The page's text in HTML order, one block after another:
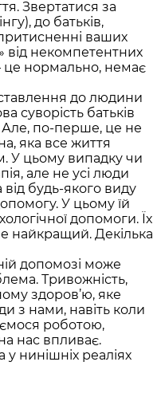
Звертатися за
до батьків,
ваших
від некомпетентних
це нормально, немає
до людини
суворість батьків
по-перше, це не
яка все життя
У цьому випадку чи
але не усі люди
будь-якого виду
У цьому їй
допомоги. Їх
найкращий. Декілька
допомозі може
Тривожність,
здоров’ю, яке
з нами, навіть коли
роботою,
нас впливає.
нинішніх реаліях